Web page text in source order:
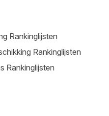
Rankinglijsten
Rankinglijsten
Rankinglijsten